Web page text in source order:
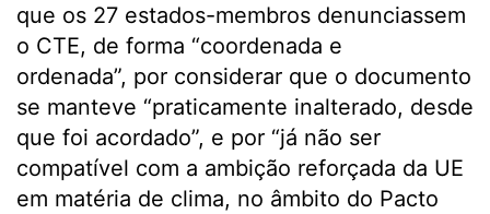
que os 27 estados-membros denunciassem
o CTE, de forma “coordenada e
ordenada”, por considerar que o documento
se manteve “praticamente inalterado, desde
que foi acordado”, e por “já não ser
compatível com a ambição reforçada da UE
em matéria de clima, no âmbito do Pacto